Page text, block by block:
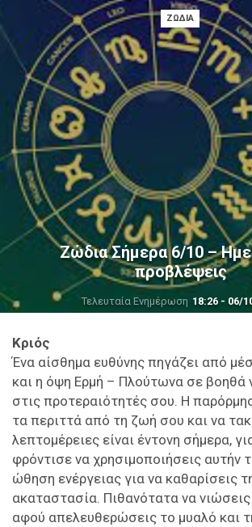
ΖΏΔΙΑ
Ζώδια Σήμερα 6/10 –
προβλέψεις
Τελευταία Ενημέρωση 18:26 - 06/
Κριός
Ένα αίσθημα ευθύνης πηγάζει από
και η όψη Ερμή – Πλούτωνα σε βοηθά
στις προτεραιότητές σου. Η
τα περιττά από τη ζωή σου και να
λεπτομέρειες είναι έντονη σήμερα,
φρόντισε να χρησιμοποιήσεις αυτήν
ώθηση ενέργειας για να καθαρίσεις
ακαταστασία. Πιθανότατα να
αφού απελευθερώσεις το μυαλό και